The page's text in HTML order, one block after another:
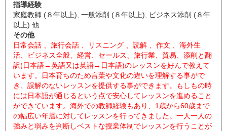
指導経験
家庭教師 (８年以上), 一般添削 (８年以上), ビジネス添削 (８年
以上) 他
その他
日常会話 、旅行会話 、リスニング 、読解 、作文 、海外生
活、ビジネス全般、経営、セールス、旅行業、貿易、添削と翻
訳(日本語→英語又は英語→日本語)のレッスンを好んで教えて
います。日本育ちのため言葉や文化の違いを理解する事がで
き、誤解のないレッスンを提供する事ができます。もしもの時
には日本語が通じるという点で安心してレッスンを進めること
ができています。海外での教師経験もあり、1歳から60歳まで
の幅広い年層に対してレッスンを行ってきました。一人一人の
強みと弱みを判断しベストな授業体制でレッスンを行うことが